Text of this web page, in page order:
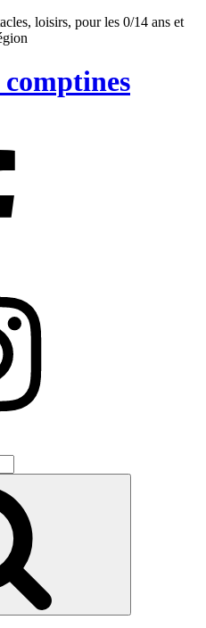
loisirs, pour les 0/14 ans et